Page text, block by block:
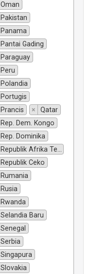
Oman
Pakistan
Panama
Pantai Gading
Paraguay
Peru
Polandia
Portugis
Prancis ×
Qatar
Rep. Dem. Kongo
Rep. Dominika
Republik Afrika Tengah
Republik Ceko
Rumania
Rusia
Rwanda
Selandia Baru
Senegal
Serbia
Singapura
Slovakia